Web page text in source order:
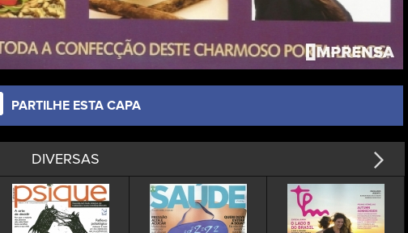
PARTILHE ESTA CAPA
DIVERSAS